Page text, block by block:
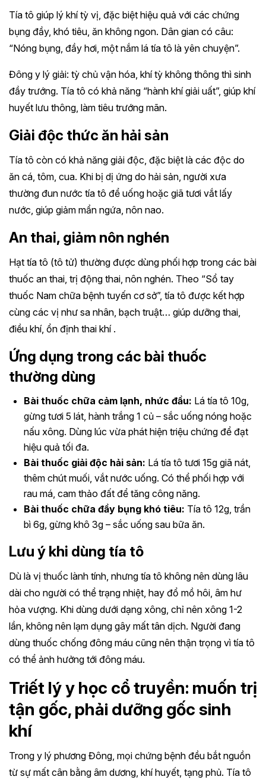
Tía tô giúp lý khí tỳ vị, đặc biệt hiệu quả với các chứng
bụng đầy, khó tiêu, ăn không ngon. Dân gian có câu:
“Nóng bụng, đầy hơi, một nắm lá tía tô là yên chuyện”.
Đông y lý giải: tỳ chủ vận hóa, khí tỳ không thông thì sinh
đầy trướng. Tía tô có khả năng “hành khí giải uất”, giúp khí
huyết lưu thông, làm tiêu trướng mãn.
Giải độc thức ăn hải sản
Tía tô còn có khả năng giải độc, đặc biệt là các độc do
ăn cá, tôm, cua. Khi bị dị ứng do hải sản, người xưa
thường đun nước tía tô để uống hoặc giã tươi vắt lấy
nước, giúp giảm mẩn ngứa, nôn nao.
An thai, giảm nôn nghén
Hạt tía tô (tô tử) thường được dùng phối hợp trong các bài
thuốc an thai, trị động thai, nôn nghén. Theo “Sổ tay
thuốc Nam chữa bệnh tuyến cơ sở”, tía tô được kết hợp
cùng các vị như sa nhân, bạch truật… giúp dưỡng thai,
điều khí, ổn định thai khí .
Ứng dụng trong các bài thuốc
thường dùng
Bài thuốc chữa cảm lạnh, nhức đầu: Lá tía tô 10g,
gừng tươi 5 lát, hành trắng 1 củ – sắc uống nóng hoặc
nấu xông. Dùng lúc vừa phát hiện triệu chứng để đạt
hiệu quả tối đa.
Bài thuốc giải độc hải sản: Lá tía tô tươi 15g giã nát,
thêm chút muối, vắt nước uống. Có thể phối hợp với
rau má, cam thảo đất để tăng công năng.
Bài thuốc chữa đầy bụng khó tiêu: Tía tô 12g, trần
bì 6g, gừng khô 3g – sắc uống sau bữa ăn.
Lưu ý khi dùng tía tô
Dù là vị thuốc lành tính, nhưng tía tô không nên dùng lâu
dài cho người có thể trạng nhiệt, hay đổ mồ hôi, âm hư
hỏa vượng. Khi dùng dưới dạng xông, chỉ nên xông 1-2
lần, không nên lạm dụng gây mất tân dịch. Người đang
dùng thuốc chống đông máu cũng nên thận trọng vì tía tô
có thể ảnh hưởng tới đông máu.
Triết lý y học cổ truyền: muốn trị
tận gốc, phải dưỡng gốc sinh
khí
Trong y lý phương Đông, mọi chứng bệnh đều bắt nguồn
từ sự mất cân bằng âm dương, khí huyết, tạng phủ. Tía tô